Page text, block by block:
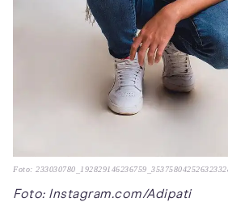
Foto:
Foto: Instagram.com/Adipati